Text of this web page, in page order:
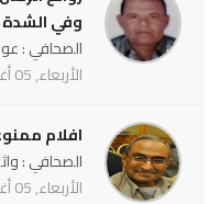
وفي الشدة
الصحافي :
الأربعاء, 05 أغسطس 2026 - 10:03 م
افلام
الصحافي :
الأربعاء, 05 أغسطس 2026 - 09:59 م